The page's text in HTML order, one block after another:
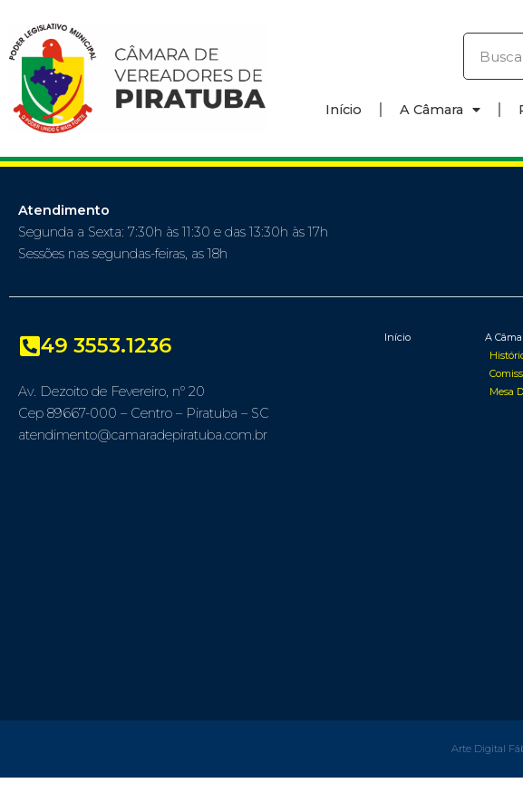
Início A Câmara
Atendimento
Segunda a Sexta: 7:30h às 11:30 e das 13:30h às 17h
Sessões nas segundas-feiras, as 18h
49 3553.1236
Av. Dezoito de Fevereiro, nº 20
Cep 89667-000 – Centro – Piratuba – SC
atendimento@camaradepiratuba.com.br
Início
A
Mesa
Arte Digital